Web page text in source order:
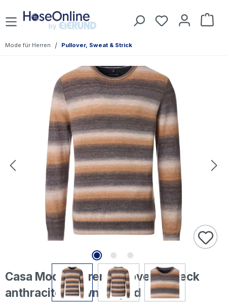
Zum Hauptinhalt springen Du hast 0
Mode für Herren / Pullover, Sweat & Strick
Bildergalerie überspringen
Casa Moda Herren Pullover O-Neck
anthracite brown striped